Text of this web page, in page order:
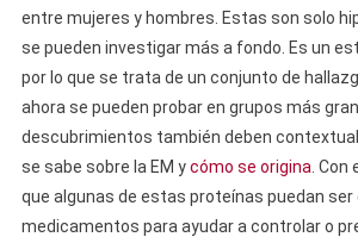
entre mujeres y hombres. Estas son solo
se pueden investigar más a fondo. Es un
por lo que se trata de un conjunto de
ahora se pueden probar en grupos más
descubrimientos también deben
se sabe sobre la EM ycómo se origina .
que algunas de estas proteínas puedan ser
medicamentos para ayudar a controlar o